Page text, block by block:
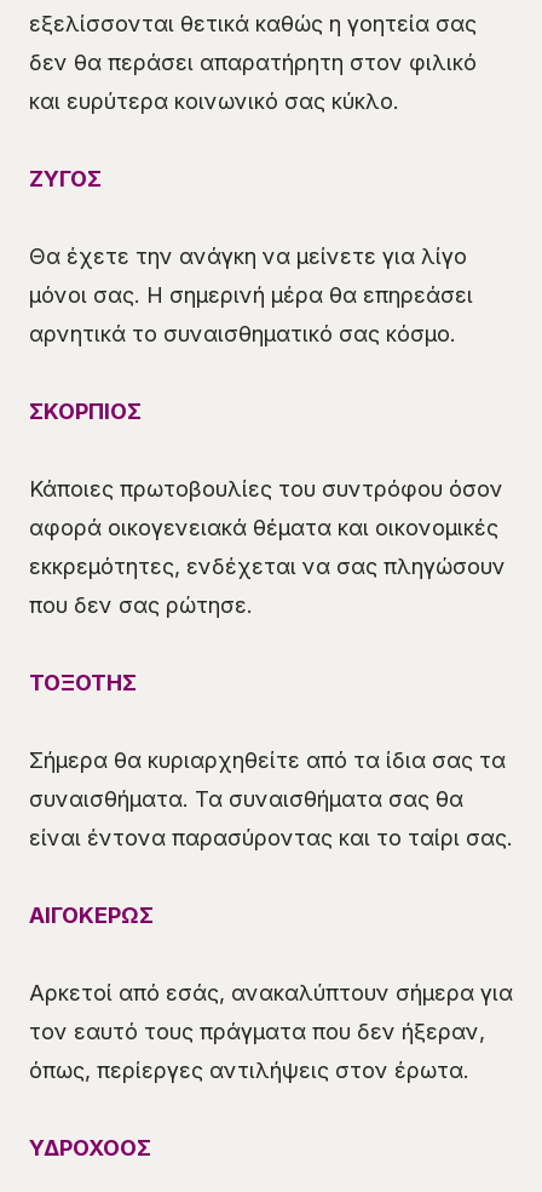
εξελίσσονται θετικά καθώς η γοητεία σας
δεν θα περάσει απαρατήρητη στον φιλικό
και ευρύτερα κοινωνικό σας κύκλο.
ΖΥΓΟΣ
Θα έχετε την ανάγκη να μείνετε για λίγο
μόνοι σας. Η σημερινή μέρα θα επηρεάσει
αρνητικά το συναισθηματικό σας κόσμο.
ΣΚΟΡΠΙΟΣ
Κάποιες πρωτοβουλίες του συντρόφου όσον
αφορά οικογενειακά θέματα και οικονομικές
εκκρεμότητες, ενδέχεται να σας πληγώσουν
που δεν σας ρώτησε.
ΤΟΞΟΤΗΣ
Σήμερα θα κυριαρχηθείτε από τα ίδια σας τα
συναισθήματα. Τα συναισθήματα σας θα
είναι έντονα παρασύροντας και το ταίρι σας.
ΑΙΓΟΚΕΡΩΣ
Αρκετοί από εσάς, ανακαλύπτουν σήμερα για
τον εαυτό τους πράγματα που δεν ήξεραν,
όπως, περίεργες αντιλήψεις στον έρωτα.
ΥΔΡΟΧΟΟΣ